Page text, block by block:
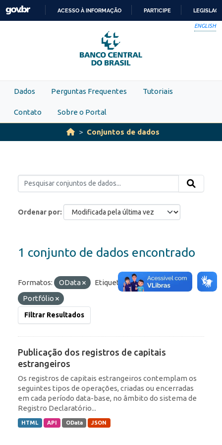
Skip to main content
PARA
O
CONTEÚDO
ACESSO À INFORMAÇÃO PARTICIPE
ENGLISH
Dados Perguntas Frequentes Tutoriais
Contato Sobre o Portal
Conjuntos de dados
Ordenar por
1 conjunto de dados encontrado
Formatos: OData Etiquetas:
RDE
Portfólio
Filtrar Resultados
Publicação dos registros de capitais
estrangeiros
Os registros de capitais estrangeiros contemplam os
seguintes tipos de operações, criadas ou encerradas
em cada período data-base, no âmbito do sistema de
Registro Declaratório...
HTML API OData JSON